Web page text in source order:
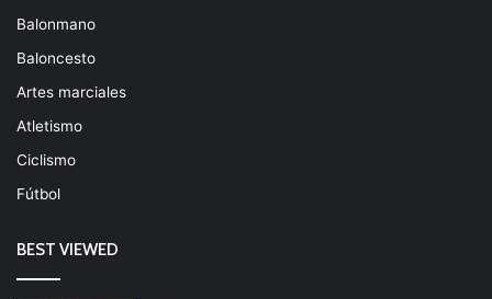
Balonmano
Baloncesto
Artes marciales
Atletismo
Ciclismo
Fútbol
BEST VIEWED